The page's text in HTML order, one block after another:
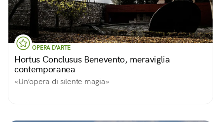
OPERA D'ARTE
Hortus Conclusus Benevento, meraviglia
contemporanea
«Un’opera di silente magia»